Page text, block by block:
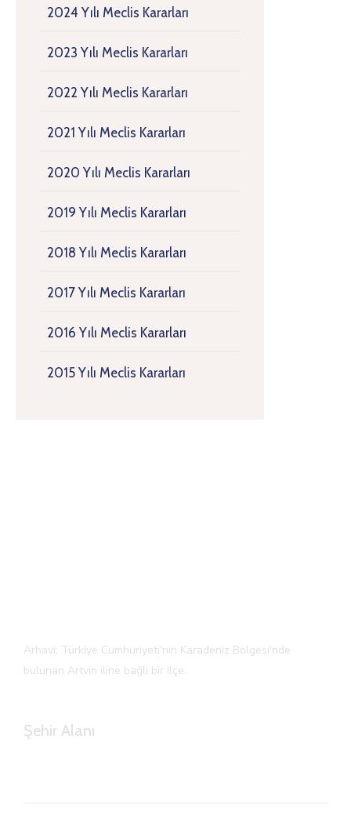
2024 Yılı Meclis Kararları
2023 Yılı Meclis Kararları
2022 Yılı Meclis Kararları
2021 Yılı Meclis Kararları
2020 Yılı Meclis Kararları
2019 Yılı Meclis Kararları
2018 Yılı Meclis Kararları
2017 Yılı Meclis Kararları
2016 Yılı Meclis Kararları
2015 Yılı Meclis Kararları
Arhavi; Türkiye Cumhuriyeti'nin Karadeniz Bölgesi'nde
bulunan Artvin iline bağlı bir ilçe.
Şehir Alanı